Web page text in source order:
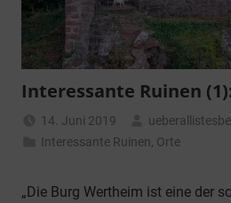
Interessante Ruinen
14. Juni 2019
Interessante Ruinen Orte
„Die Burg Wertheim ist eine der